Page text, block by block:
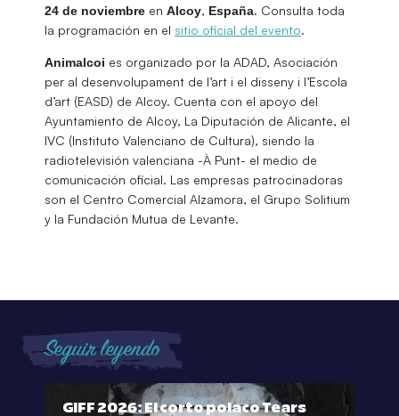
24 de noviembre en Alcoy, España. Consulta toda
la programación en el sitio oficial del evento.
Animalcoi es organizado por la ADAD, Asociación
per al desenvolupament de l’art i el disseny i l’Escola
d’art (EASD) de Alcoy. Cuenta con el apoyo del
Ayuntamiento de Alcoy, La Diputación de Alicante, el
IVC (Instituto Valenciano de Cultura), siendo la
radiotelevisión valenciana -À Punt- el medio de
comunicación oficial. Las empresas patrocinadoras
son el Centro Comercial Alzamora, el Grupo Solitium
y la Fundación Mutua de Levante.
Seguir leyendo
GIFF 2026: El corto polaco Tears